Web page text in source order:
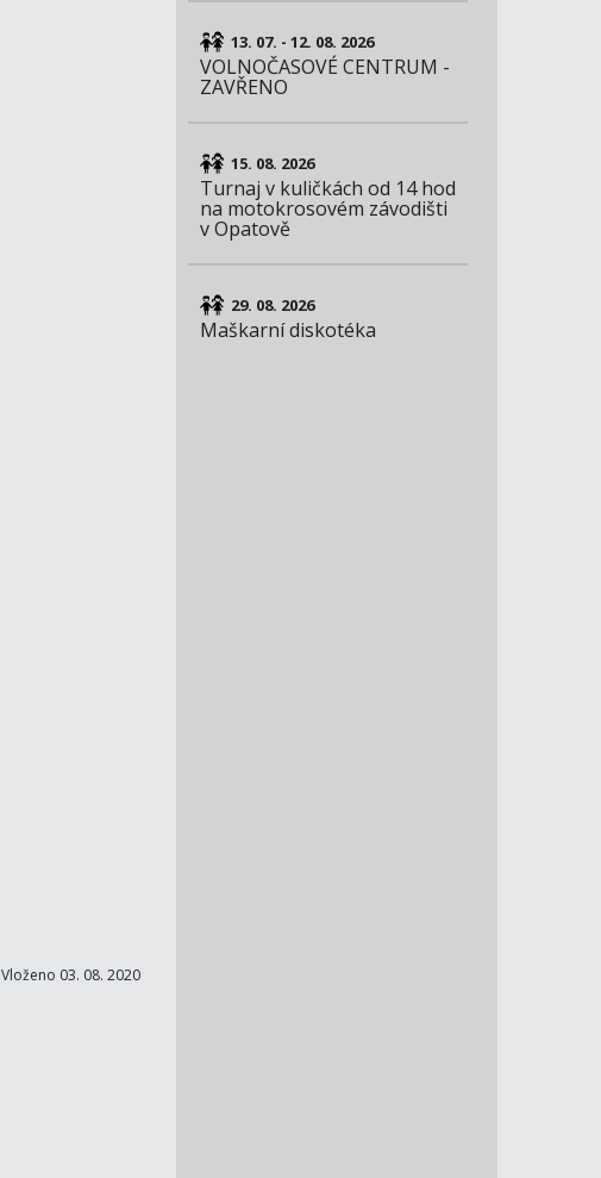
Vloženo 03. 08. 2020
13. 07. - 12. 08. 2026
VOLNOČASOVÉ CENTRUM -
ZAVŘENO
15. 08. 2026
Turnaj v kuličkách od 14 hod
na motokrosovém závodišti
v Opatově
29. 08. 2026
Maškarní diskotéka